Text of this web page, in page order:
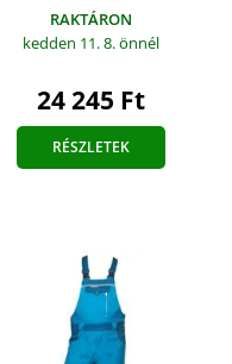
RAKTÁRON
kedden 11. 8.önnél
24 245 Ft
RÉSZLETEK